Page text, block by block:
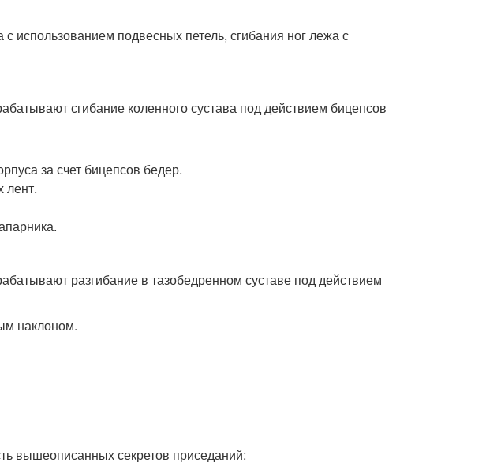
использованием подвесных петель, сгибания ног лежа с
сгибание коленного сустава под действием бицепсов
за счет бицепсов бедер.
лент.
разгибание в тазобедренном суставе под действием
наклоном.
вышеописанных секретов приседаний: